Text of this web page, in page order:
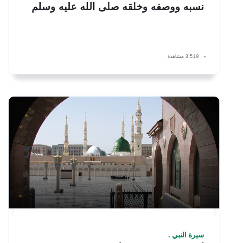
نسبه ووصفه وخلقه صلى الله عليه وسلم
3,519 مشاهدة
سيرة النبي